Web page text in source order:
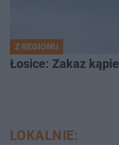
Z REGIONU
Łosice: Zakaz
LOKALNIE: